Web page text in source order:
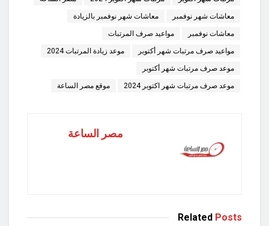
معاشات شهر نوفمبر معاشات شهر نوفمبر بالزيادة
معاشات نوفمبر مواعيد صرف المرتبات
مواعيد صرف مرتبات شهر أكتوبر موعد زيادة المرتبات 2024
موعد صرف مرتبات شهر أكتوبر
موعد صرف مرتبات شهر اكتوبر 2024 موقع مصر الساعة
مصر الساعة
Related Posts